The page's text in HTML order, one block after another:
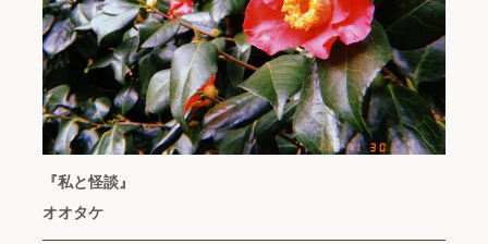
#アイデア #イベント #インド #エッセイ #ボツ #マルシェ
#旅
#日記 #暮らし #生活 #留学 #考え事 #音楽
アパートメントについて
配信
入居者一覧
『私と怪談』
オオタケ